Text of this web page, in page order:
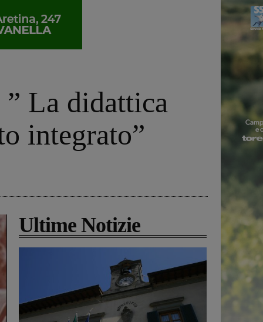
La didattica
integrato”
Ultime Notizie